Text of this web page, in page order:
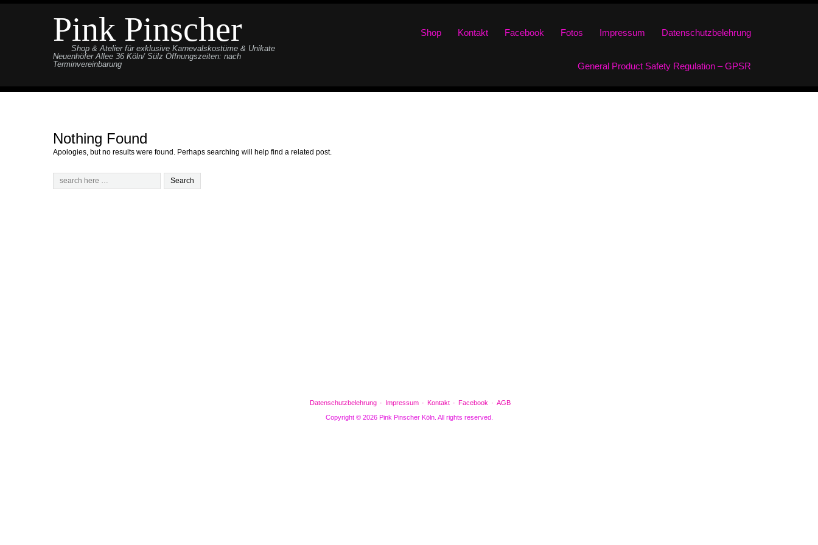
Pink Pinscher
Shop & Atelier für exklusive Karnevalskostüme & Unikate
Neuenhöfer Allee 36 Köln/ Sülz Öffnungszeiten: nach
Terminvereinbarung
Shop Kontakt Facebook Fotos Impressum Datenschutzbelehrung
General Product Safety Regulation – GPSR
Nothing Found
Apologies, but no results were found. Perhaps searching will help find a related post.
Datenschutzbelehrung Impressum Kontakt Facebook
AGB
Copyright © 2026 Pink Pinscher Köln. All rights reserved.